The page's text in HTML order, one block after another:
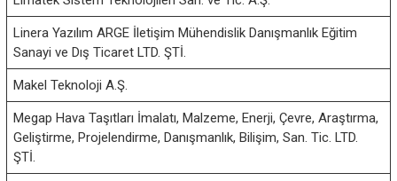
Linera Yazılım ARGE İletişim Mühendislik Danışmanlık Eğitim
Sanayi ve Dış Ticaret LTD. ŞTİ.
Makel Teknoloji A.Ş.
Megap Hava Taşıtları İmalatı, Malzeme, Enerji, Çevre, Araştırma,
Geliştirme, Projelendirme, Danışmanlık, Bilişim, San. Tic. LTD.
ŞTİ.